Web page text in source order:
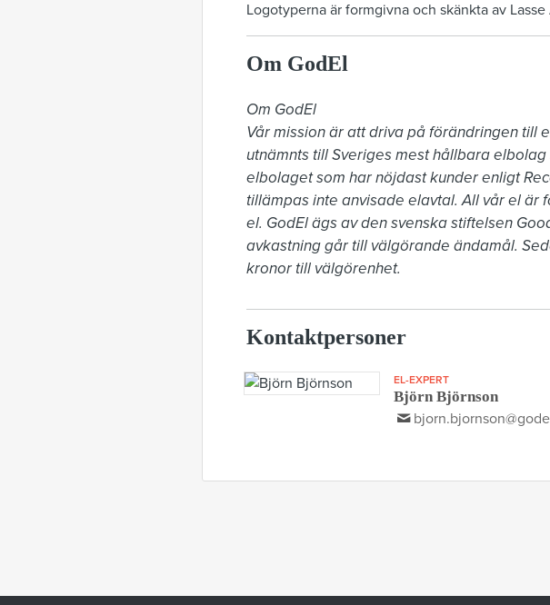
Logotyperna är formgivna och skänkta av Lasse
Om GodEl
Om GodEl
Vår mission är att driva på förändringen till
utnämnts till Sveriges mest hållbara
elbolaget som har nöjdast kunder enligt
tillämpas inte anvisade elavtal. All vår el är
el. GodEl ägs av den svenska stiftelsen
avkastning går till välgörande ändamål.
kronor till välgörenhet.
Kontaktpersoner
EL-EXPERT
Björn Björnson